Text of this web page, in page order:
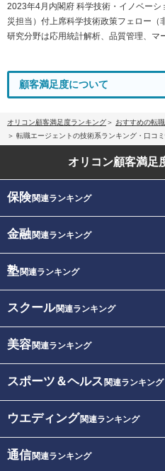
2023年4月内閣府 科学技術・イノベー
災担当）付上席科学技術政策フェロー（
研究分野は応用統計解析、品質管理、マ
顧客満足度について
オリコン顧客満足度ランキング おすすめの転
転職エージェントの技術系ランキング・口コ
オリコン顧客満足
保険関連ランキング
金融関連ランキング
塾関連ランキング
スクール関連ランキング
美容関連ランキング
スポーツ＆ヘルス 関連ランキング
ウエディング関連ランキング
通信関連ランキング